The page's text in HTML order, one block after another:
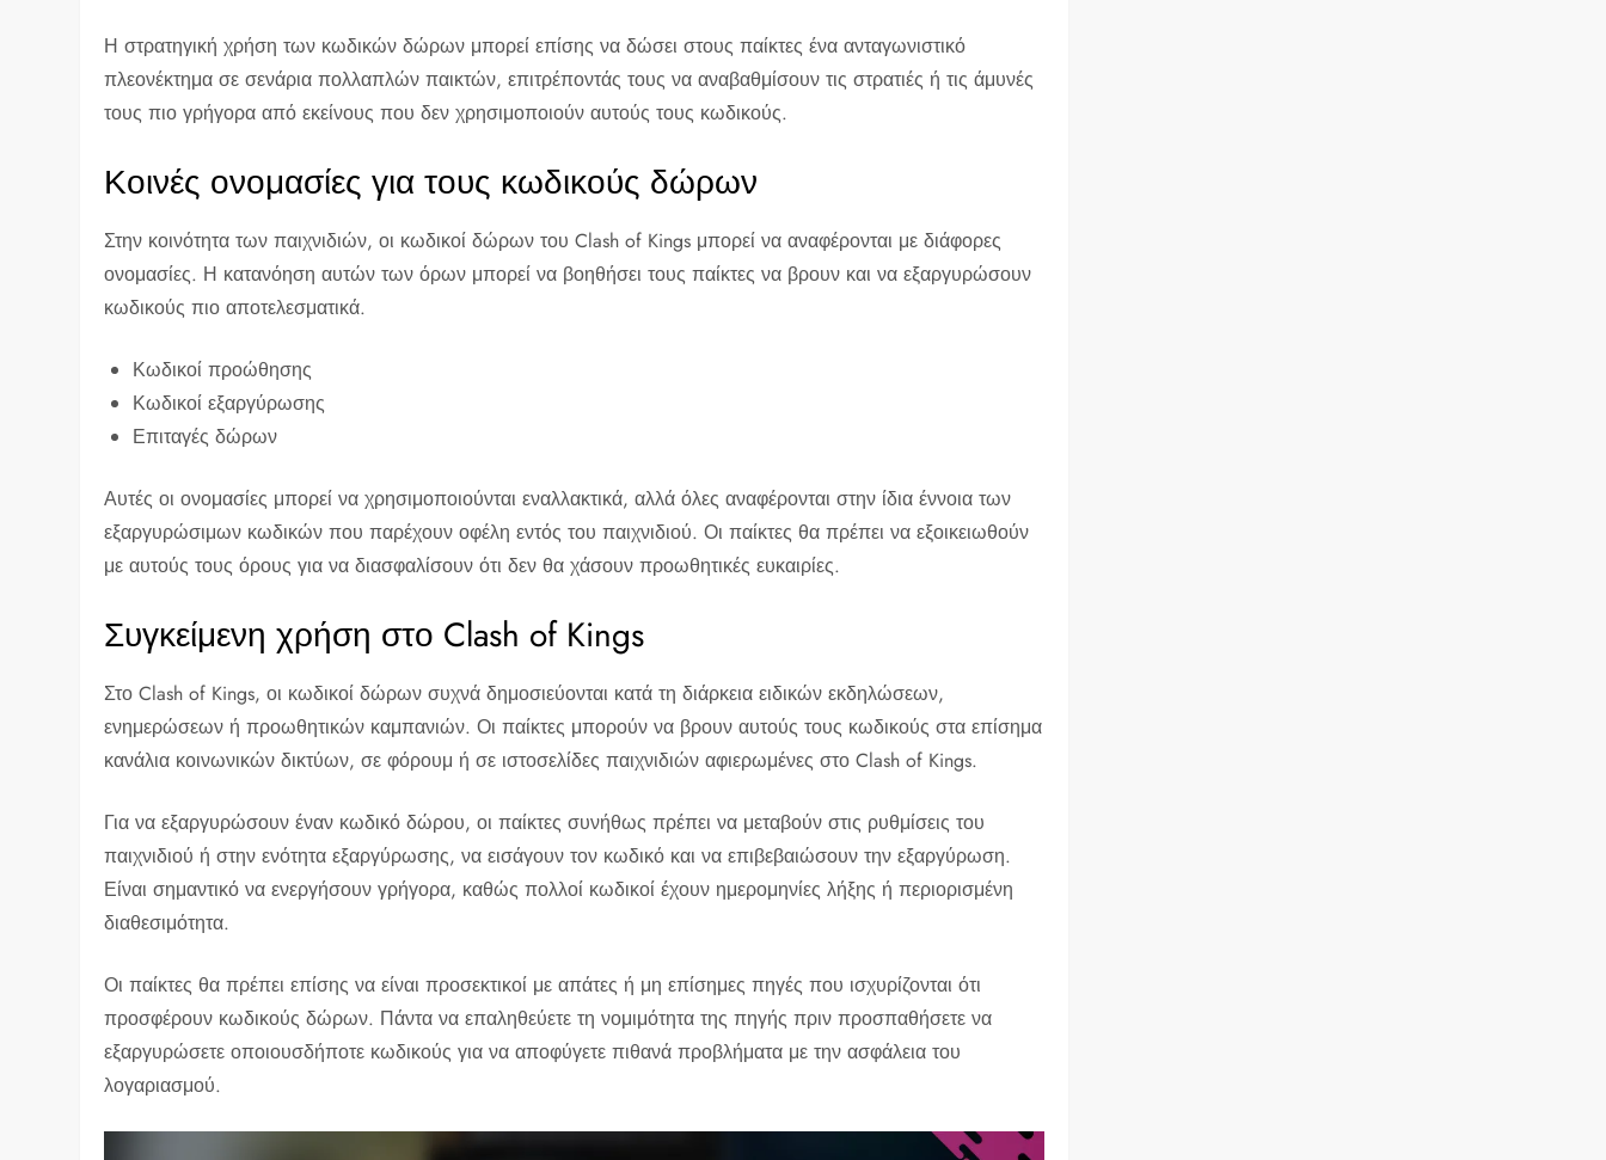
Η στρατηγική χρήση των κωδικών δώρων μπορεί επίσης να δώσει στους παίκτες ένα ανταγωνιστικό
πλεονέκτημα σε σενάρια πολλαπλών παικτών, επιτρέποντάς τους να αναβαθμίσουν τις στρατιές ή τις άμυνές
τους πιο γρήγορα από εκείνους που δεν χρησιμοποιούν αυτούς τους κωδικούς.
Κοινές ονομασίες για τους κωδικούς δώρων
Στην κοινότητα των παιχνιδιών, οι κωδικοί δώρων του Clash of Kings μπορεί να αναφέρονται με διάφορες
ονομασίες. Η κατανόηση αυτών των όρων μπορεί να βοηθήσει τους παίκτες να βρουν και να εξαργυρώσουν
κωδικούς πιο αποτελεσματικά.
Κωδικοί προώθησης
Κωδικοί εξαργύρωσης
Επιταγές δώρων
Αυτές οι ονομασίες μπορεί να χρησιμοποιούνται εναλλακτικά, αλλά όλες αναφέρονται στην ίδια έννοια των
εξαργυρώσιμων κωδικών που παρέχουν οφέλη εντός του παιχνιδιού. Οι παίκτες θα πρέπει να εξοικειωθούν
με αυτούς τους όρους για να διασφαλίσουν ότι δεν θα χάσουν προωθητικές ευκαιρίες.
Συγκείμενη χρήση στο Clash of Kings
Στο Clash of Kings, οι κωδικοί δώρων συχνά δημοσιεύονται κατά τη διάρκεια ειδικών εκδηλώσεων,
ενημερώσεων ή προωθητικών καμπανιών. Οι παίκτες μπορούν να βρουν αυτούς τους κωδικούς στα επίσημα
κανάλια κοινωνικών δικτύων, σε φόρουμ ή σε ιστοσελίδες παιχνιδιών αφιερωμένες στο Clash of Kings.
Για να εξαργυρώσουν έναν κωδικό δώρου, οι παίκτες συνήθως πρέπει να μεταβούν στις ρυθμίσεις του
παιχνιδιού ή στην ενότητα εξαργύρωσης, να εισάγουν τον κωδικό και να επιβεβαιώσουν την εξαργύρωση.
Είναι σημαντικό να ενεργήσουν γρήγορα, καθώς πολλοί κωδικοί έχουν ημερομηνίες λήξης ή περιορισμένη
διαθεσιμότητα.
Οι παίκτες θα πρέπει επίσης να είναι προσεκτικοί με απάτες ή μη επίσημες πηγές που ισχυρίζονται ότι
προσφέρουν κωδικούς δώρων. Πάντα να επαληθεύετε τη νομιμότητα της πηγής πριν προσπαθήσετε να
εξαργυρώσετε οποιουσδήποτε κωδικούς για να αποφύγετε πιθανά προβλήματα με την ασφάλεια του
λογαριασμού.